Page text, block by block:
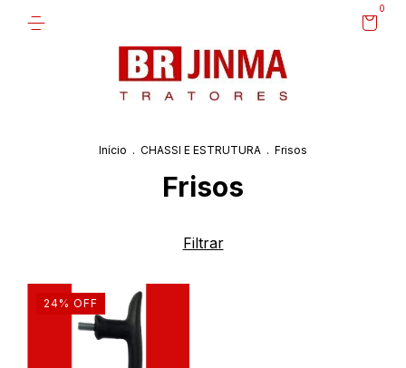
0
Início . CHASSI E ESTRUTURA . Frisos
Frisos
Filtrar
24% OFF